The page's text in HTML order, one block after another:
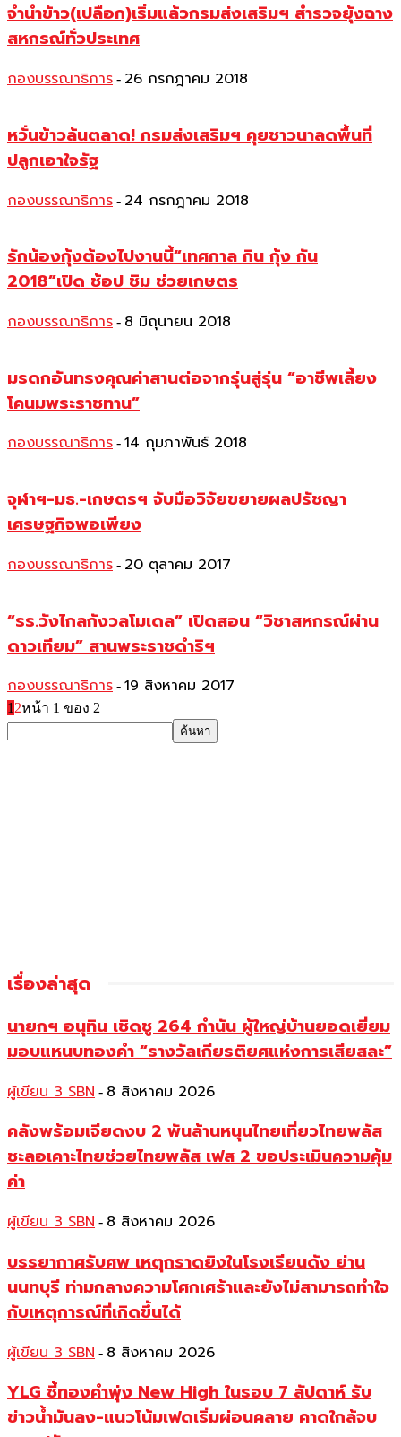
จำนำข้าว(เปลือก)เริ่มแล้วกรมส่งเสริมฯ สำรวจยุ้งฉาง
สหกรณ์ทั่วประเทศ
กองบรรณาธิการ - 26 กรกฎาคม 2018
หวั่นข้าวล้นตลาด! กรมส่งเสริมฯ คุยชาวนาลดพื้นที่
ปลูกเอาใจรัฐ
กองบรรณาธิการ - 24 กรกฎาคม 2018
รักน้องกุ้งต้องไปงานนี้“เทศกาล กิน กุ้ง กัน
2018”เปิด ช้อป ชิม ช่วยเกษตร
กองบรรณาธิการ - 8 มิถุนายน 2018
มรดกอันทรงคุณค่าสานต่อจากรุ่นสู่รุ่น “อาชีพเลี้ยง
โคนมพระราชทาน”
กองบรรณาธิการ - 14 กุมภาพันธ์ 2018
จุฬาฯ-มธ.-เกษตรฯ จับมือวิจัยขยายผลปรัชญา
เศรษฐกิจพอเพียง
กองบรรณาธิการ - 20 ตุลาคม 2017
“รร.วังไกลกังวลโมเดล” เปิดสอน “วิชาสหกรณ์ผ่าน
ดาวเทียม” สานพระราชดำริฯ
กองบรรณาธิการ - 19 สิงหาคม 2017
1 2หน้า 1 ของ 2
เรื่องล่าสุด
นายกฯ อนุทิน เชิดชู 264 กำนัน ผู้ใหญ่บ้านยอดเยี่ยม
มอบแหนบทองคำ “รางวัลเกียรติยศแห่งการเสียสละ”
ผู้เขียน 3 SBN - 8 สิงหาคม 2026
คลังพร้อมเจียดงบ 2 พันล้านหนุนไทยเที่ยวไทยพลัส
ชะลอเคาะไทยช่วยไทยพลัส เฟส 2 ขอประเมินความคุ้ม
ค่า
ผู้เขียน 3 SBN - 8 สิงหาคม 2026
บรรยากาศรับศพ เหตุกราดยิงในโรงเรียนดัง ย่าน
นนทบุรี ท่ามกลางความโศกเศร้าและยังไม่สามารถทำใจ
กับเหตุการณ์ที่เกิดขึ้นได้
ผู้เขียน 3 SBN - 8 สิงหาคม 2026
YLG ชี้ทองคำพุ่ง New High ในรอบ 7 สัปดาห์ รับ
ข่าวน้ำมันลง-แนวโน้มเฟดเริ่มผ่อนคลาย คาดใกล้จบ